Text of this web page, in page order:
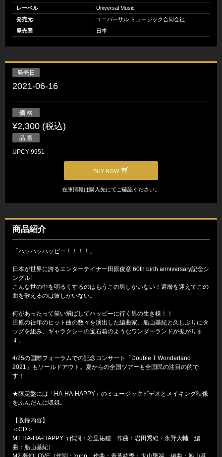
レーベル
Universal Music
発売元
ユニバーサル ミュージック合同会社
発売国
日本
発売日
2021-06-16
価 格
¥2,300 (税込)
品 番
UPCY-9951
BUY NOW
在庫情報は購入先にてご確認ください。
商品紹介
「ハッハッハッピー！！！！」
日本が世界に誇るエンターテイナー田原俊彦 60th birth anniversary記念シ
ングル!
こんな世の中を明るくするのはもうこの男しかいない！還暦を迎えてこの
曲を歌えるのは彼しかいない。
何があったって笑い飛ばしてハッピーに行く男の生き様！！
田原の往年のヒット曲の数々を演出した編曲家、船山基紀と久しぶりにタ
ッグを組み、ギャラクシーの宝石箱のようなワンダーランドが拡がりま
す。
4/25の国際フォーラムでの記念コンサート「Double T Wonderland
2021」もソールドアウト。夏からの全国ツアーも全国民の注目の的で
す！
★限定盤には「HA-HA-HAPPY」のミュージックビデオとメイキング映像
をふんだんに収録。
【収録内容】
＜CD＞
M1 HA-HA-HAPPY（作詞：岩里祐穂 作曲：岩田秀総・永野大輔 編
曲：船山基紀）